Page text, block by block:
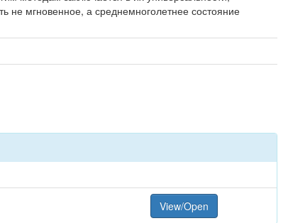
не мгновенное, а среднемноголетнее состояние
View/Open